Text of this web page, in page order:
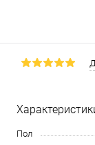
Пол